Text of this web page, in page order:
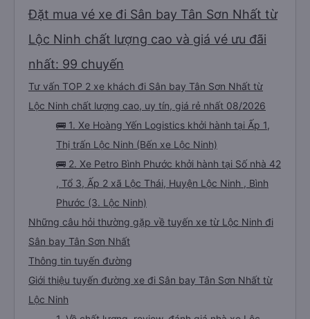
Đặt mua vé xe đi Sân bay Tân Sơn Nhất từ
Lộc Ninh chất lượng cao và giá vé ưu đãi
nhất: 99 chuyến
Tư vấn TOP 2 xe khách đi Sân bay Tân Sơn Nhất từ
Lộc Ninh chất lượng cao, uy tín, giá rẻ nhất 08/2026
🚌 1. Xe Hoàng Yến Logistics khởi hành tại Ấp 1,
Thị trấn Lộc Ninh (Bến xe Lộc Ninh)
🚌 2. Xe Petro Bình Phước khởi hành tại Số nhà 42
, Tổ 3, Ấp 2 xã Lộc Thái, Huyện Lộc Ninh , Bình
Phước (3. Lộc Ninh)
Những câu hỏi thường gặp về tuyến xe từ Lộc Ninh đi
Sân bay Tân Sơn Nhất
Thông tin tuyến đường
Giới thiệu tuyến đường xe đi Sân bay Tân Sơn Nhất từ
Lộc Ninh